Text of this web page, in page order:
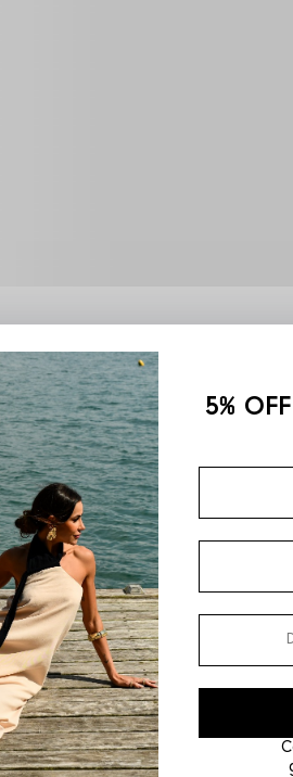
por Tamanho
que combinam perfeitamente
5%